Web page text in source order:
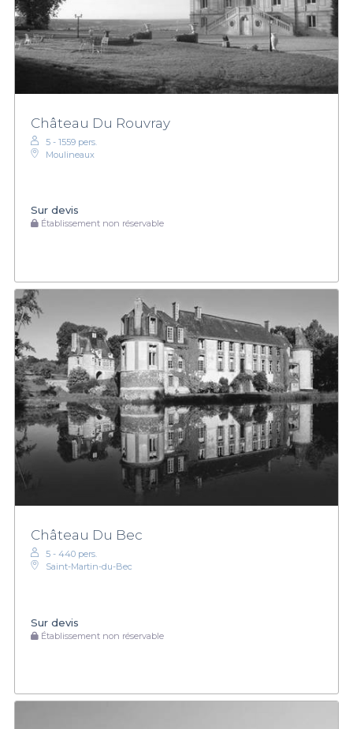
Château Du Rouvray
5 - 1559 pers.
Moulineaux
Sur devis
Établissement non réservable
Château Du Bec
5 - 440 pers.
Saint-Martin-du-Bec
Sur devis
Établissement non réservable